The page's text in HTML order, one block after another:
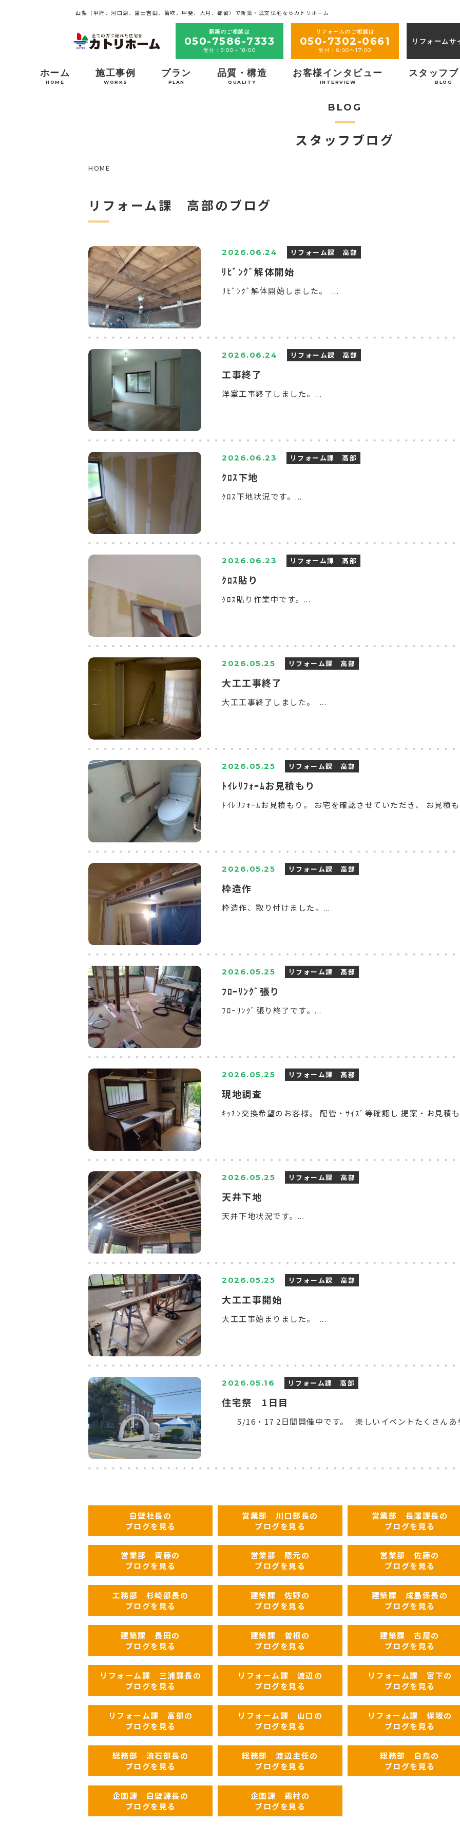
山梨（甲府、河口湖、富士吉田、笛吹、甲斐、大月、都留）で新築・注文住宅ならカトリホーム
新築のご相談は
050-7586-7333
受付：9:00～18:00
リフォームのご相談は
050-7302-0661
受付：8:00〜17:00
リフォームサ
ホーム
HOME
施工事例
WORKS
プラン
PLAN
品質・構造
QUALITY
お客様インタビュー
INTERVIEW
スタッフ
BLOG
BLOG
スタッフブログ
HOME
リフォーム課 高部のブログ
2026.06.24 リフォーム課 高部
ﾘﾋﾞﾝｸﾞ解体開始
ﾘﾋﾞﾝｸﾞ解体開始しました。 ...
2026.06.24 リフォーム課 高部
工事終了
洋室工事終了しました。...
2026.06.23 リフォーム課 高部
ｸﾛｽ下地
ｸﾛｽ下地状況です。...
2026.06.23 リフォーム課 高部
ｸﾛｽ貼り
ｸﾛｽ貼り作業中です。...
2026.05.25 リフォーム課 高部
大工工事終了
大工工事終了しました。 ...
2026.05.25 リフォーム課 高部
ﾄｲﾚﾘﾌｫｰﾑお見積もり
ﾄｲﾚﾘﾌｫｰﾑお見積もり。 お宅を確認させていただき、 お見積
2026.05.25 リフォーム課 高部
枠造作
枠造作、取り付けました。...
2026.05.25 リフォーム課 高部
ﾌﾛｰﾘﾝｸﾞ張り
ﾌﾛｰﾘﾝｸﾞ張り終了です。...
2026.05.25 リフォーム課 高部
現地調査
ｷｯﾁﾝ交換希望のお客様。 配管・ｻｲｽﾞ等確認し 提案・お見積
2026.05.25 リフォーム課 高部
天井下地
天井下地状況です。...
2026.05.25 リフォーム課 高部
大工工事開始
大工工事始まりました。 ...
2026.05.16 リフォーム課 高部
住宅祭 1日目
5/16・17 2日間開催中です。 楽しいイベントたくさんあ
白壁社長の
ブログを見る
営業部 川口部長の
ブログを見る
営業部 長澤課長の
ブログを見る
営業部 齊藤の
ブログを見る
営業部 隈元の
ブログを見る
営業部 佐藤の
ブログを見る
工務部 杉崎部長の
ブログを見る
建築課 佐野の
ブログを見る
建築課 成島係長の
ブログを見る
建築課 長田の
ブログを見る
建築課 曽根の
ブログを見る
建築課 古屋の
ブログを見る
リフォーム課 三浦課長の
ブログを見る
リフォーム課 渡辺の
ブログを見る
リフォーム課 宮下の
ブログを見る
リフォーム課 高部の
ブログを見る
リフォーム課 山口の
ブログを見る
リフォーム課 保坂の
ブログを見る
総務部 流石部長の
ブログを見る
総務部 渡辺主任の
ブログを見る
総務部 白鳥の
ブログを見る
企画課 白壁課長の
ブログを見る
企画課 霜村の
ブログを見る